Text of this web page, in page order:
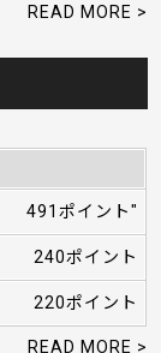
READ MORE >
491ポイント"
240ポイント
220ポイント
READ MORE >